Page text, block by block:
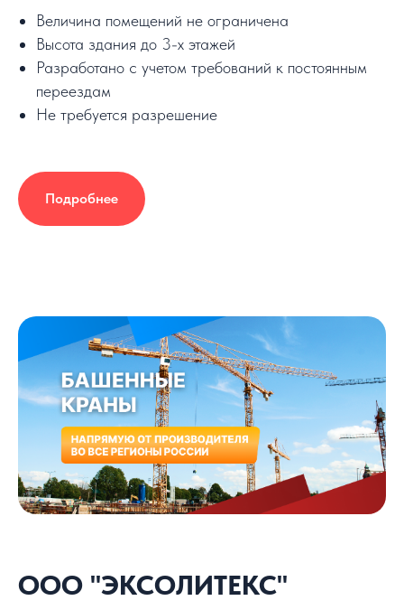
Величина помещений не ограничена
Высота здания до 3-х этажей
Разработано с учетом требований к постоянным
переездам
Не требуется разрешение
Подробнее
ООО "ЭКСОЛИТЕКС"